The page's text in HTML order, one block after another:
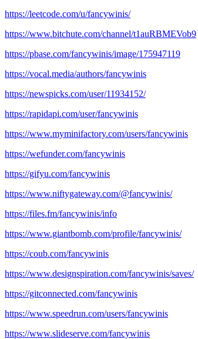
https://leetcode.com/u/fancywinis/
https://www.bitchute.com/channel/t1auRBMEVob9
https://pbase.com/fancywinis/image/175947119
https://vocal.media/authors/fancywinis
https://newspicks.com/user/11934152/
https://rapidapi.com/user/fancywinis
https://www.myminifactory.com/users/fancywinis
https://wefunder.com/fancywinis
https://gifyu.com/fancywinis
https://www.niftygateway.com/@fancywinis/
https://files.fm/fancywinis/info
https://www.giantbomb.com/profile/fancywinis/
https://coub.com/fancywinis
https://www.designspiration.com/fancywinis/saves/
https://gitconnected.com/fancywinis
https://www.speedrun.com/users/fancywinis
https://www.slideserve.com/fancywinis